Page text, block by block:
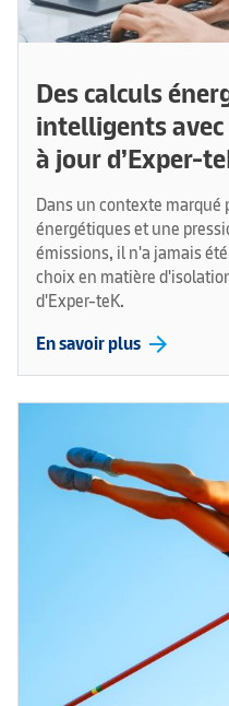
Des calculs
intelligents
à jour d’Exper-
Dans un contexte marqué
énergétiques et une
émissions, il n'a jamais
choix en matière
d'Exper-teK.
En savoir plus arrow_forward